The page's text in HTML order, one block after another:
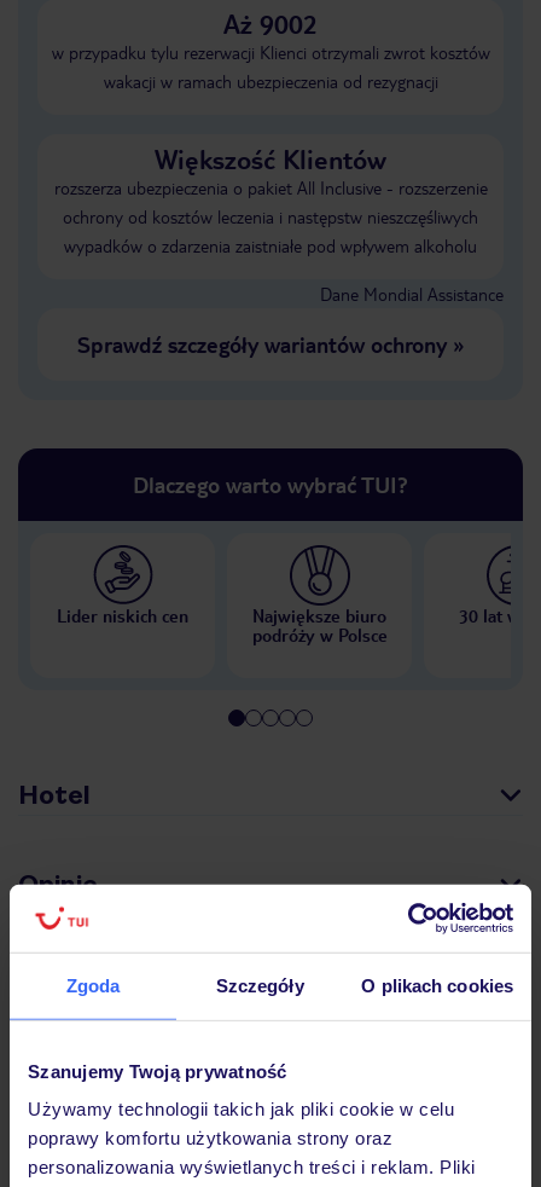
Zgoda Szczegóły O plikach cookies
Szanujemy Twoją prywatność
Używamy technologii takich jak pliki cookie w celu
poprawy komfortu użytkowania strony oraz
personalizowania wyświetlanych treści i reklam. Pliki
Aż 9002
w przypadku tylu rezerwacji Klienci otrzymali zwrot kosztów
wakacji w ramach ubezpieczenia od rezygnacji
Większość Klientów
rozszerza ubezpieczenia o pakiet All Inclusive - rozszerzenie
ochrony od kosztów leczenia i następstw nieszczęśliwych
wypadków o zdarzenia zaistniałe pod wpływem alkoholu
Dane Mondial Assistance
Sprawdź szczegóły wariantów ochrony»
Dlaczego warto wybrać TUI?
Lider niskich cen
Największe biuro
podróży w Polsce
30 lat w
Hotel
Opinie
Pokoje
Wyżywienie
Atrakcje